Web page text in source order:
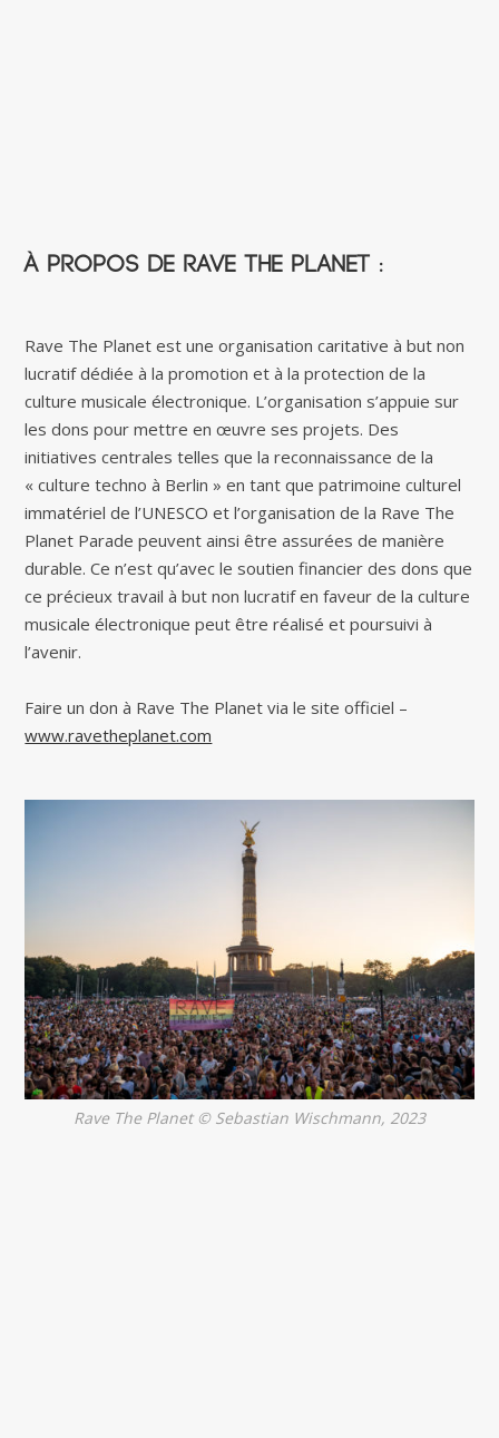
À propos de Rave The Planet :
Rave The Planet est une organisation caritative à but non
lucratif dédiée à la promotion et à la protection de la
culture musicale électronique. L’organisation s’appuie sur
les dons pour mettre en œuvre ses projets. Des
initiatives centrales telles que la reconnaissance de la
« culture techno à Berlin » en tant que patrimoine culturel
immatériel de l’UNESCO et l’organisation de la Rave The
Planet Parade peuvent ainsi être assurées de manière
durable. Ce n’est qu’avec le soutien financier des dons que
ce précieux travail à but non lucratif en faveur de la culture
musicale électronique peut être réalisé et poursuivi à
l’avenir.
Faire un don à Rave The Planet via le site officiel –
www.ravetheplanet.com
Rave The Planet © Sebastian Wischmann, 2023